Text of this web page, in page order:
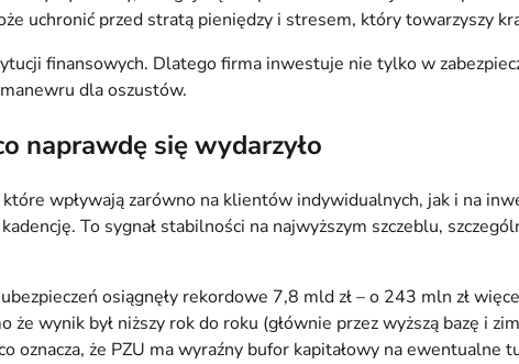
uchronić przed stratą pieniędzy i stresem, który towarzyszy
finansowych. Dlatego firma inwestuje nie tylko w
dla oszustów.
naprawdę się wydarzyło
wpływają zarówno na klientów indywidualnych, jak i na
To sygnał stabilności na najwyższym szczeblu,
osiągnęły rekordowe 7,8 mld zł – o 243 mln zł
wynik był niższy rok do roku (głównie przez wyższą bazę i
oznacza, że PZU ma wyraźny bufor kapitałowy na ewentualne